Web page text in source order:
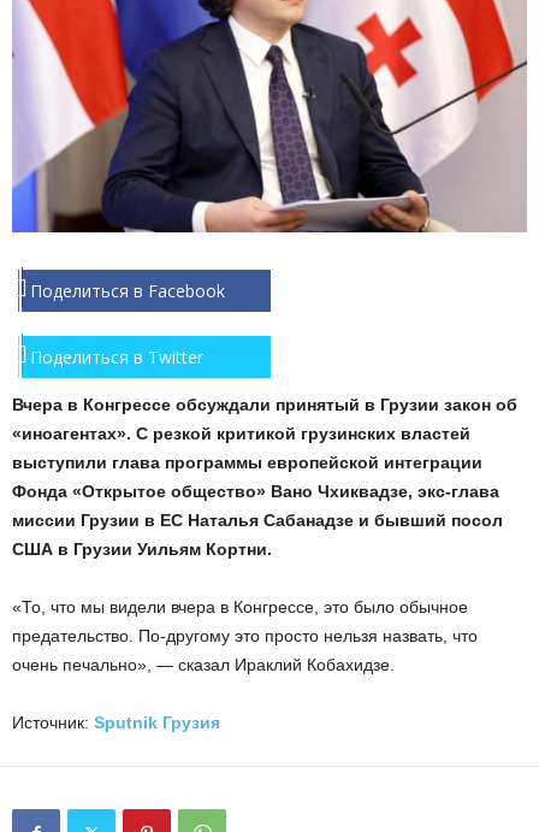
Поделиться в Facebook
Поделиться в Twitter
Вчера в Конгрессе обсуждали принятый в Грузии закон об
«иноагентах». С резкой критикой грузинских властей
выступили глава программы европейской интеграции
Фонда «Открытое общество» Вано Чхиквадзе, экс-глава
миссии Грузии в ЕС Наталья Сабанадзе и бывший посол
США в Грузии Уильям Кортни.
«То, что мы видели вчера в Конгрессе, это было обычное
предательство. По-другому это просто нельзя назвать, что
очень печально», — сказал Ираклий Кобахидзе.
Источник: Sputnik Грузия